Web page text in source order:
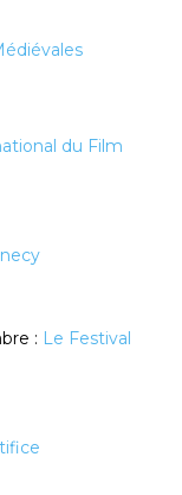
du Film
: Le Festival